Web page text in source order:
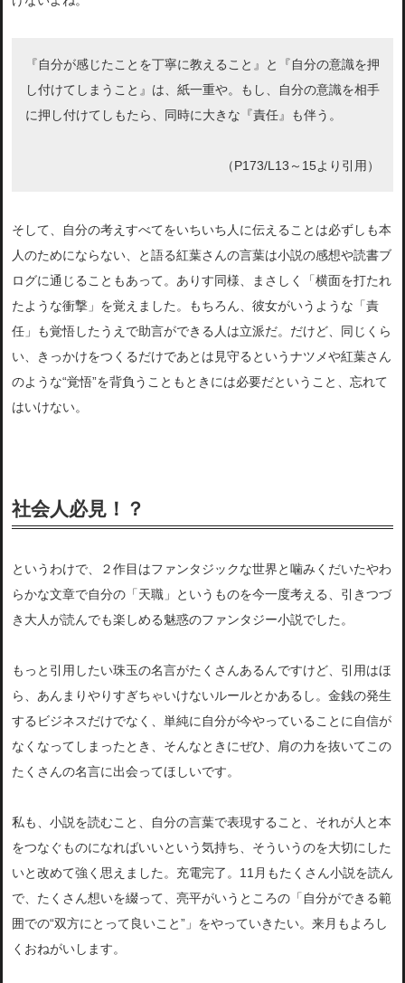
『自分が感じたことを丁寧に教えること』と『自分の意識を押
し付けてしまうこと』は、紙一重や。もし、自分の意識を相手
に押し付けてしもたら、同時に大きな『責任』も伴う。
（P173/L13～15より引用）
そして、自分の考えすべてをいちいち人に伝えることは必ずしも本
人のためにならない、と語る紅葉さんの言葉は小説の感想や読書ブ
ログに通じることもあって。ありす同様、まさしく「横面を打たれ
たような衝撃」を覚えました。もちろん、彼女がいうような「責
任」も覚悟したうえで助言ができる人は立派だ。だけど、同じくら
い、きっかけをつくるだけであとは見守るというナツメや紅葉さん
のような“覚悟”を背負うこともときには必要だということ、忘れて
はいけない。
社会人必見！？
というわけで、２作目はファンタジックな世界と噛みくだいたやわ
らかな文章で自分の「天職」というものを今一度考える、引きつづ
き大人が読んでも楽しめる魅惑のファンタジー小説でした。
もっと引用したい珠玉の名言がたくさんあるんですけど、引用はほ
ら、あんまりやりすぎちゃいけないルールとかあるし。金銭の発生
するビジネスだけでなく、単純に自分が今やっていることに自信が
なくなってしまったとき、そんなとき にぜひ、肩の力を抜いてこの
たくさんの名言に出会ってほしいです。
私も、小説を読むこと、自分の言葉で表現すること、それが人と本
をつなぐものになればいいという気持ち、そういうのを大切にした
いと改めて強く思えました。充電完了。11月もたくさん小説を読ん
で、たくさん想いを綴って、亮平がいうところの「自分ができる範
囲での“双方にとって良いこと”」をやっていきたい。来月もよろし
くおねがいします。